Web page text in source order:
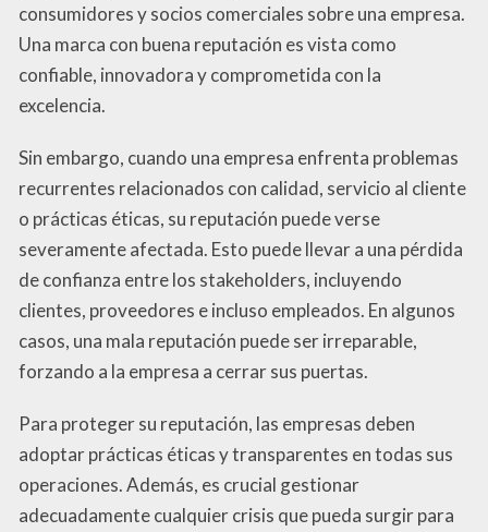
consumidores y socios comerciales sobre una empresa.
Una marca con buena reputación es vista como
confiable, innovadora y comprometida con la
excelencia.
Sin embargo, cuando una empresa enfrenta problemas
recurrentes relacionados con calidad, servicio al cliente
o prácticas éticas, su reputación puede verse
severamente afectada. Esto puede llevar a una pérdida
de confianza entre los stakeholders, incluyendo
clientes, proveedores e incluso empleados. En algunos
casos, una mala reputación puede ser irreparable,
forzando a la empresa a cerrar sus puertas.
Para proteger su reputación, las empresas deben
adoptar prácticas éticas y transparentes en todas sus
operaciones. Además, es crucial gestionar
adecuadamente cualquier crisis que pueda surgir para